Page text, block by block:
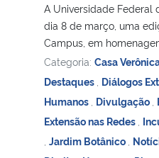
A Universidade Federal
dia 8 de março, uma
Campus, em
Categoria: Casa
Destaques Diálogos
Humanos Divulgação
Extensão nas Redes
Jardim Botânico